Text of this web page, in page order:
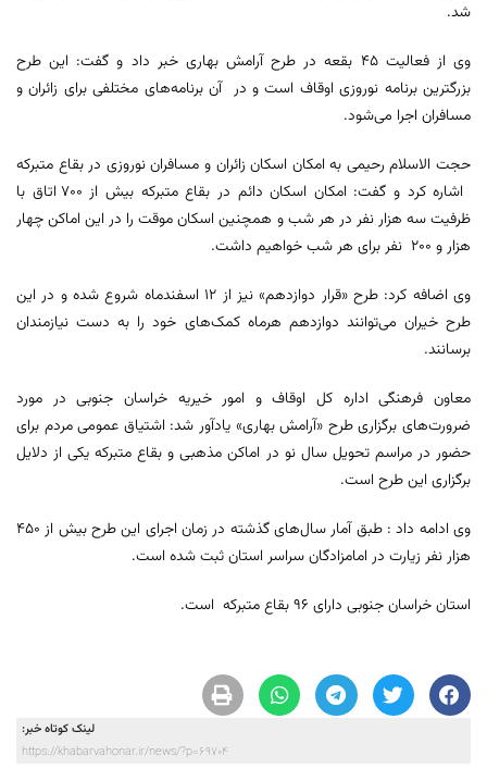
شد.
وی از فعالیت ۴۵ بقعه در طرح آرامش بهاری خبر داد و گفت: این طرح
بزرگترین برنامه نوروزی اوقاف است و در آن برنامه‌های مختلفی برای زائران و
مسافران اجرا می‌شود.
حجت الاسلام رحیمی به امکان اسکان زائران و مسافران نوروزی در بقاع متبرکه
اشاره کرد و گفت: امکان اسکان دائم در بقاع متبرکه بیش از ۷۰۰ اتاق با
ظرفیت سه هزار نفر در هر شب و همچنین اسکان موقت را در این اماکن چهار
هزار و ۲۰۰ نفر برای هر شب خواهیم داشت.
وی اضافه کرد: طرح «قرار دوازدهم» نیز از ۱۲ اسفندماه شروع شده و در این
طرح خیران می‌توانند دوازدهم هرماه کمک‌های خود را به دست نیازمندان
برسانند.
معاون فرهنگی اداره کل اوقاف و امور خیریه خراسان جنوبی در مورد
ضرورت‌های برگزاری طرح «آرامش بهاری» یادآور شد: اشتیاق عمومی مردم برای
حضور در مراسم تحویل سال نو در اماکن مذهبی و بقاع متبرکه یکی از دلایل
برگزاری این طرح است.
وی ادامه داد : طبق آمار سال‌های گذشته در زمان اجرای این طرح بیش از ۴۵۰
هزار نفر زیارت در امامزادگان سراسر استان ثبت شده است.
استان خراسان جنوبی دارای ۹۶ بقاع متبرکه است.
لینک کوتاه خبر:
https://khabarvahonar.ir/news/?p=69704